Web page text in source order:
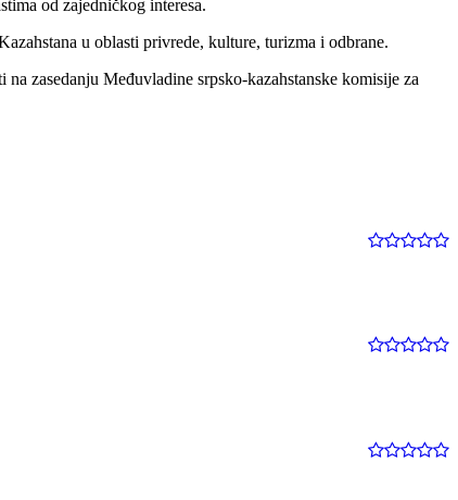
od zajedničkog interesa.
u oblasti privrede, kulture, turizma i odbrane.
na zasedanju Međuvladine srpsko-kazahstanske komisije za